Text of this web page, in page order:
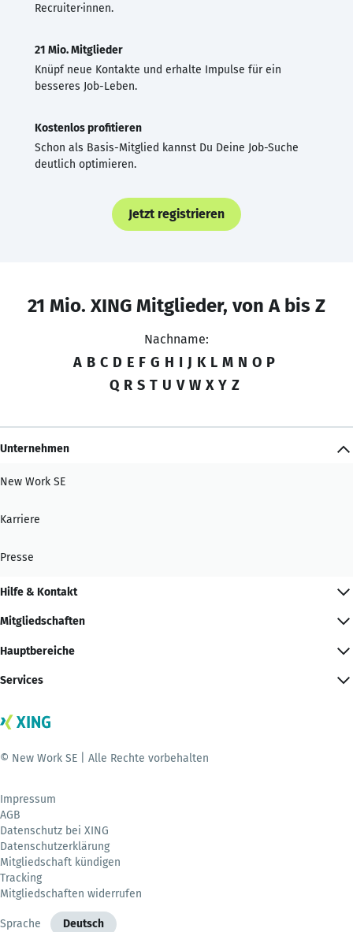
Recruiter·innen.
21 Mio. Mitglieder
Knüpf neue Kontakte und erhalte Impulse für ein
besseres Job-Leben.
Kostenlos profitieren
Schon als Basis-Mitglied kannst Du Deine Job-Suche
deutlich optimieren.
Jetzt registrieren
21 Mio. XING Mitglieder, von A bis Z
Nachname:
A B C D E F G H I J K L M N O P
Q R S T U V W X Y Z
Unternehmen
New Work SE
Karriere
Presse
Hilfe & Kontakt
Mitgliedschaften
Hauptbereiche
Services
© New Work SE | Alle Rechte vorbehalten
Impressum
AGB
Datenschutz bei XING
Datenschutzerklärung
Mitgliedschaft kündigen
Tracking
Mitgliedschaften widerrufen
Sprache Deutsch